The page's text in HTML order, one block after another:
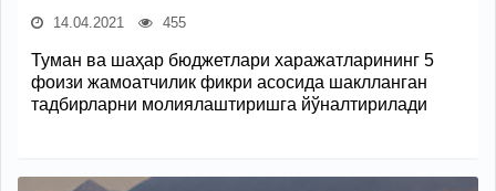
14.04.2021 455
Туман ва шаҳар бюджетлари харажатларининг 5
фоизи жамоатчилик фикри асосида шаклланган
тадбирларни молиялаштиришга йўналтирилади